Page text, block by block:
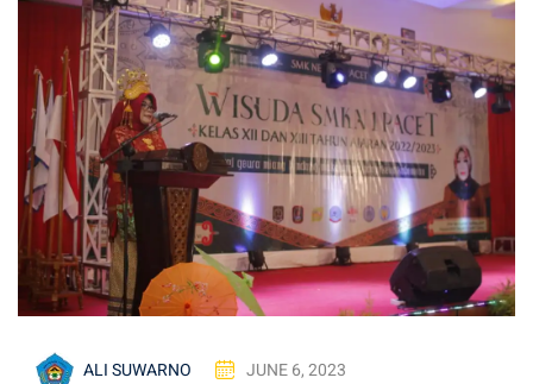
ALI SUWARNO JUNE 6, 2023